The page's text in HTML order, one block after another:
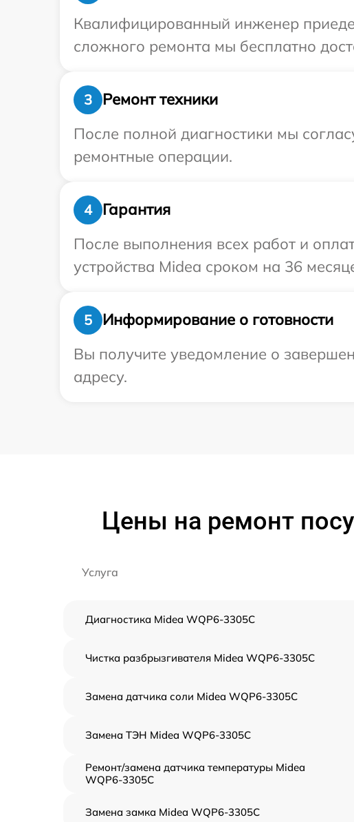
Квалифицированный инженер
сложного ремонта мы бесплатно
3
Ремонт техники
После полной диагностики мы
ремонтные операции.
4
Гарантия
После выполнения всех работ и
устройства Midea сроком на 36
5
Информирование о готовности
Вы получите уведомление о
адресу.
Цены на ремонт
Услуга
Диагностика Midea WQP6-3305C
Чистка разбрызгивателя Midea WQP6-3305C
Замена датчика соли Midea WQP6-3305C
Замена ТЭН Midea WQP6-3305C
Ремонт/замена датчика температуры Midea
WQP6-3305C
Замена замка Midea WQP6-3305C